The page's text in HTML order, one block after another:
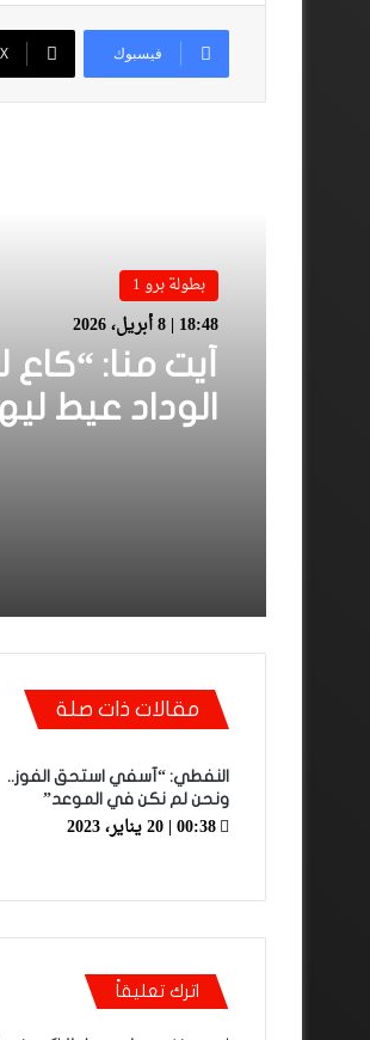
فيسبوك ‫X
بطولة برو 1
18:48 | 8 أبريل، 2026
أيت منا:
الوداد عيط
مقالات ذات صلة
النفطي: “آسفي استحق الفوز..
ونحن لم نكن في الموعد”
00:38 | 20 يناير، 2023
اترك تعليقاً